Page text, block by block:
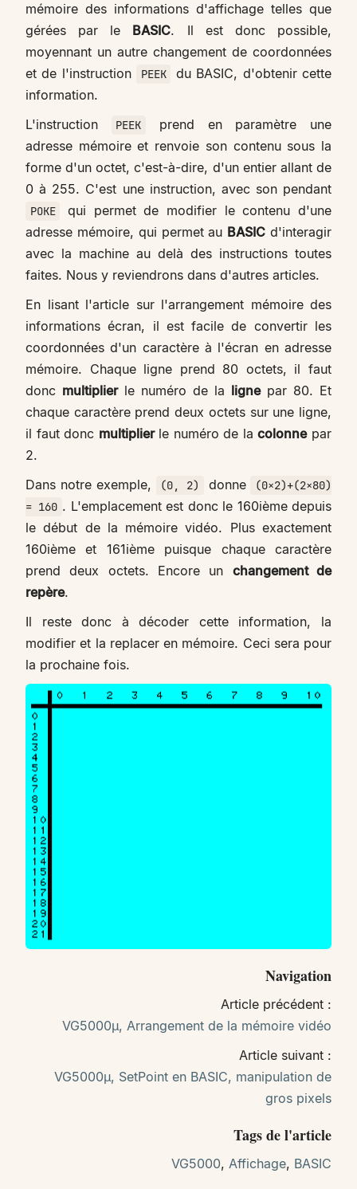
mémoire des informations d'affichage telles que
gérées par le BASIC. Il est donc possible,
moyennant un autre changement de coordonnées
et de l'instruction
PEEK
du BASIC, d'obtenir cette
information.
L'instruction
PEEK
prend en paramètre une
adresse mémoire et renvoie son contenu sous la
forme d'un octet, c'est-à-dire, d'un entier allant de
0 à 255. C'est une instruction, avec son pendant
POKE
qui permet de modifier le contenu d'une
adresse mémoire, qui permet au BASIC d'interagir
avec la machine au delà des instructions toutes
faites. Nous y reviendrons dans d'autres articles.
En lisant l'article sur l'arrangement mémoire des
informations écran, il est facile de convertir les
coordonnées d'un caractère à l'écran en adresse
mémoire. Chaque ligne prend 80 octets, il faut
donc multiplierle numéro de la lignepar 80. Et
chaque caractère prend deux octets sur une ligne,
il faut donc multiplierle numéro de lacolonnepar
2.
Dans notre exemple,
(0, 2) donne
(0×2)+(2×80)
= 160 . L'emplacement est donc le 160ième depuis
le début de la mémoire vidéo. Plus exactement
160ième et 161ième puisque chaque caractère
prend deux octets. Encore un changement de
repère.
Il reste donc à décoder cette information, la
modifier et la replacer en mémoire. Ceci sera pour
la prochaine fois.
Navigation
Article précédent :
VG5000µ, Arrangement de la mémoire vidéo
Article suivant :
VG5000µ, SetPoint en BASIC, manipulation de
gros pixels
Tags de l'article
VG5000, Affichage, BASIC